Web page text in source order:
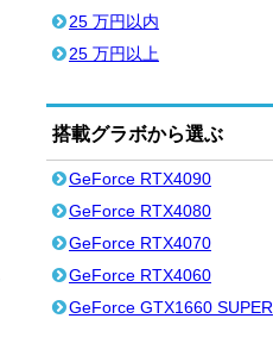
25 万円以内
25 万円以上
搭載グラボから選ぶ
GeForce RTX4090
GeForce RTX4080
GeForce RTX4070
GeForce RTX4060
GeForce GTX1660 SUPER